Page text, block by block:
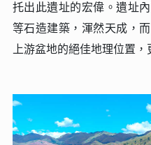
托出此遺址的宏偉。遺址
等石造建築，渾然天成，
上游盆地的絕佳地理位置